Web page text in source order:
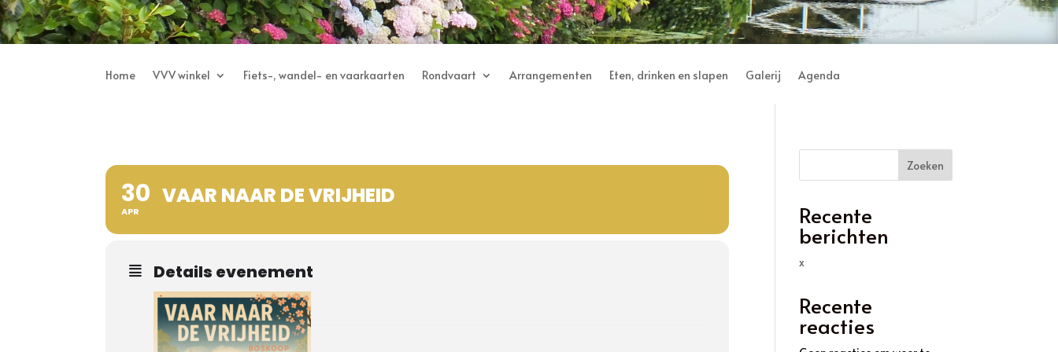
Home VVV winkel Fiets-, wandel- en vaarkaarten Rondvaart Arrangementen Eten, drinken en slapen Galerij Agenda
30
APR
VAAR NAAR DE VRIJHEID
Details evenement
Zoeken
Recente
berichten
x
Recente
reacties